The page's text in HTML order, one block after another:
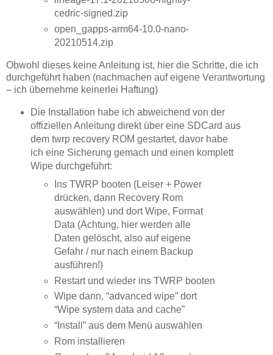
cedric-signed.zip
open_gapps-arm64-10.0-nano-
20210514.zip
Obwohl dieses keine Anleitung ist, hier die Schritte, die ich
durchgeführt haben (nachmachen auf eigene Verantwortung
– ich übernehme keinerlei Haftung)
Die Installation habe ich abweichend von der
offiziellen Anleitung direkt über eine SDCard aus
dem twrp recovery ROM gestartet, davor habe
ich eine Sicherung gemach und einen komplett
Wipe durchgeführt:
Ins TWRP booten (Leiser + Power
drücken, dann Recovery Rom
auswählen) und dort Wipe, Format
Data (Achtung, hier werden alle
Daten gelöscht, also auf eigene
Gefahr / nur nach einem Backup
ausführen!)
Restart und wieder ins TWRP booten
Wipe dann, “advanced wipe” dort
“Wipe system data and cache”
“Install” aus dem Menü auswählen
Rom installieren